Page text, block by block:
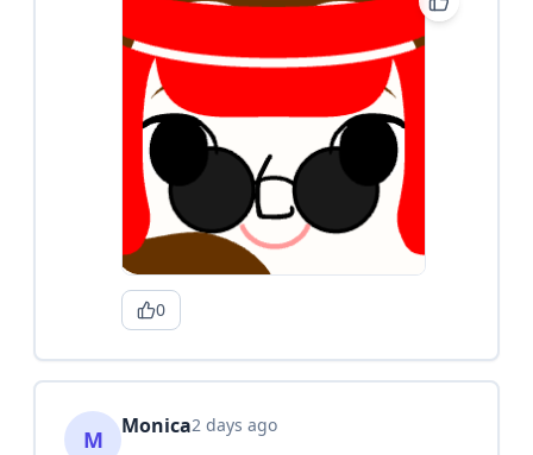
0
M Monica2 days ago